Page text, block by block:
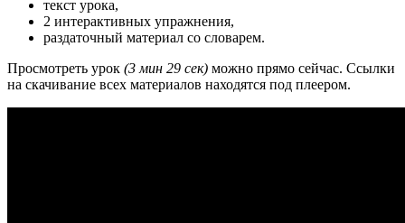
текст урока,
2 интерактивных упражнения,
раздаточный материал со словарем.
Просмотреть урок (3 мин 29 сек) можно прямо сейчас. Ссылки
на скачивание всех материалов находятся под плеером.